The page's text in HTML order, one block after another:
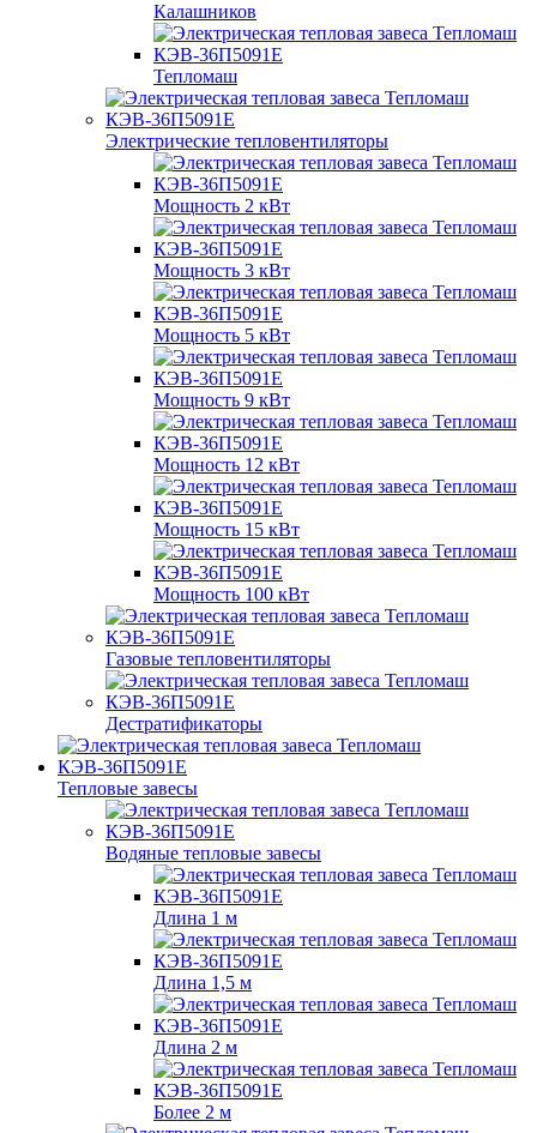
Калашников
Тепломаш
Электрические тепловентиляторы
Мощность 2 кВт
Мощность 3 кВт
Мощность 5 кВт
Мощность 9 кВт
Мощность 12 кВт
Мощность 15 кВт
Мощность 100 кВт
Газовые тепловентиляторы
Дестратификаторы
Тепловые завесы
Водяные тепловые завесы
Длина 1 м
Длина 1,5 м
Длина 2 м
Более 2 м